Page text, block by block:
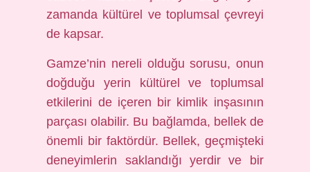
zamanda kültürel ve toplumsal çevreyi
de kapsar.
Gamze’nin nereli olduğu sorusu, onun
doğduğu yerin kültürel ve toplumsal
etkilerini de içeren bir kimlik inşasının
parçası olabilir. Bu bağlamda, bellek de
önemli bir faktördür. Bellek, geçmişteki
deneyimlerin saklandığı yerdir ve bir